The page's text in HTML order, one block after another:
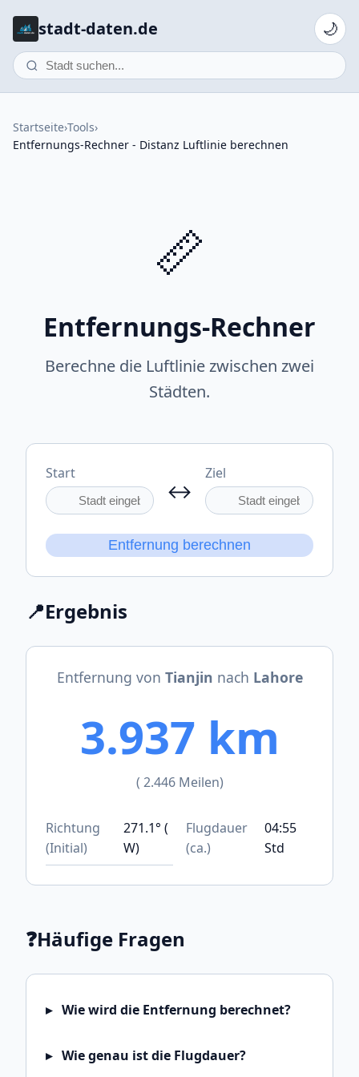
stadt-daten.de 🌙
Startseite›Tools›
Entfernungs-Rechner - Distanz Luftlinie berechnen
📏
Entfernungs-Rechner
Berechne die Luftlinie zwischen zwei
Städten.
Start
↔
Ziel
Entfernung berechnen
📍Ergebnis
Entfernung von Tianjin nach Lahore
3.937 km
( 2.446 Meilen)
Richtung
(Initial)
271.1° (
W)
Flugdauer
(ca.)
04:55
Std
❓Häufige Fragen
Wie wird die Entfernung berechnet?
Wie genau ist die Flugdauer?